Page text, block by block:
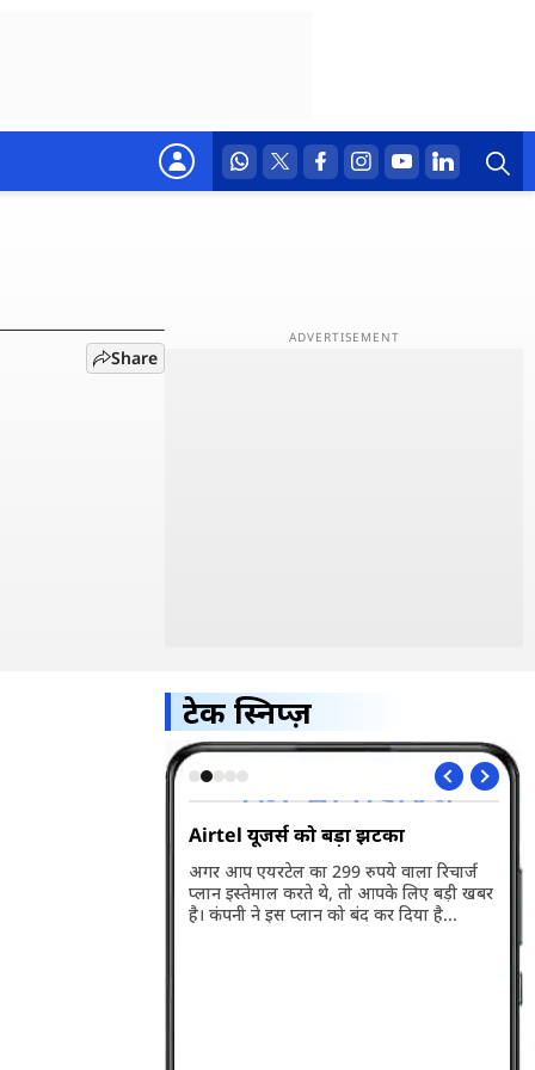
Share
टेक स्निप्ज़
Airtel यूजर्स को बड़ा झटका
अगर आप एयरटेल का 299 रुपये वाला रिचार्ज
प्लान इस्तेमाल करते थे, तो आपके लिए बड़ी खबर
है। कंपनी ने इस प्लान को बंद कर दिया है...